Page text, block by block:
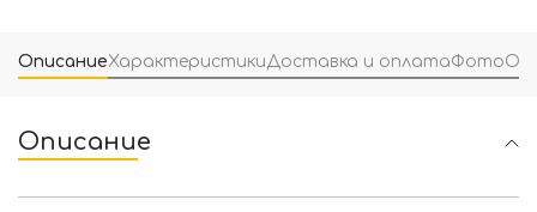
ОписаниеХарактеристикиДоставка и оплатаФото
Описание